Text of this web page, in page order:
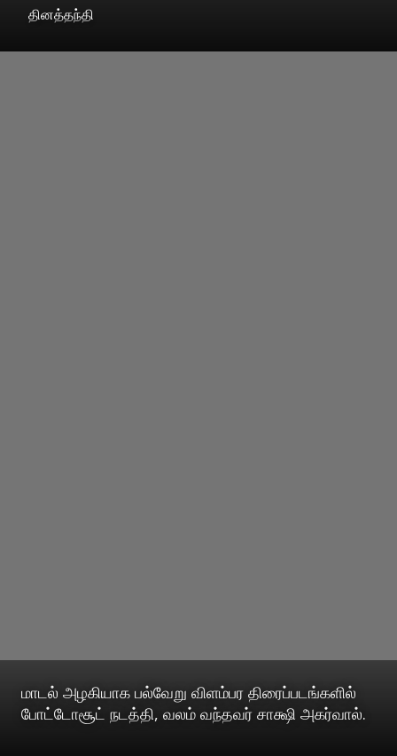
தினத்தந்தி
மாடல் அழகியாக பல்வேறு விளம்பர திரைப்படங்களில்
போட்டோசூட் நடத்தி, வலம் வந்தவர் சாக்ஷி அகர்வால்.